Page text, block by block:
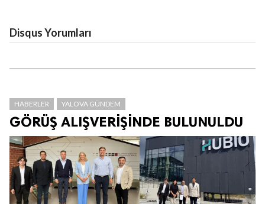
Disqus Yorumları
HABERLER YALOVA GÜNDEM
GÖRÜŞ ALIŞVERİŞİNDE BULUNULDU